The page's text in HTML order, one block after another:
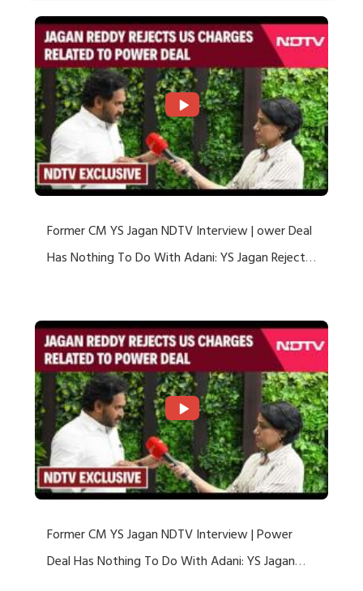
Former CM YS Jagan NDTV Interview | ower Deal
Has Nothing To Do With Adani: YS Jagan Rejects
Former CM YS Jagan NDTV Interview | Power
Deal Has Nothing To Do With Adani: YS Jagan